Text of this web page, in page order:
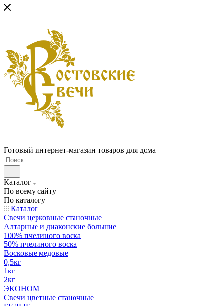
Готовый интернет-магазин товаров для дома
Каталог
По всему сайту
По каталогу
Каталог
Свечи церковные станочные
Алтарные и диаконские большие
100% пчелиного воска
50% пчелиного воска
Восковые медовые
0,5кг
1кг
2кг
ЭКОНОМ
Свечи цветные станочные